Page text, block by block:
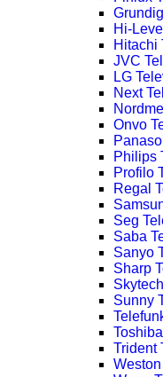
Hi-
Hitachi
JVC
LG
Next
Onvo
Philips
Profilo
Regal
Seg
Saba
Sanyo
Sharp
Sunny
Trident